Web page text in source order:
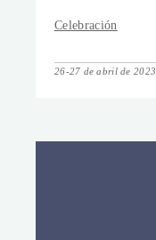
Celebración
26-27 de abril de 2023